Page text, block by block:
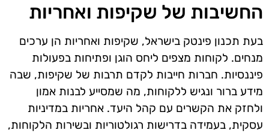
החשיבות של שקיפות ואחריות
בעת תכנון פינטק בישראל, שקיפות ואחריות הן ערכים
מנחים. לקוחות מצפים ליחס הוגן ופתיחות בפעולות
פיננסיות. חברות חייבות לקדם תרבות של שקיפות, שבה
מידע ברור ונגיש ללקוחות, מה שמסייע לבנות אמון
ולחזק את הקשרים עם קהל היעד. אחריות במדיניות
עסקית, בעמידה בדרישות רגולטוריות ובשירות הלקוחות,